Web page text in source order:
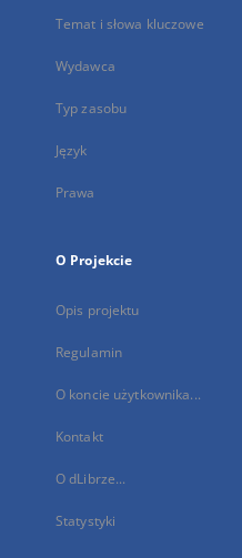
Temat i słowa kluczowe
Wydawca
Typ zasobu
Język
Prawa
O Projekcie
Opis projektu
Regulamin
O koncie użytkownika...
Kontakt
O dLibrze...
Statystyki